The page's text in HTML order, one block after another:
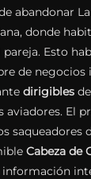
abandonar
donde
pareja. Esto
de negocios
dirigibles
aviadores. El
saqueadores
Cabeza de